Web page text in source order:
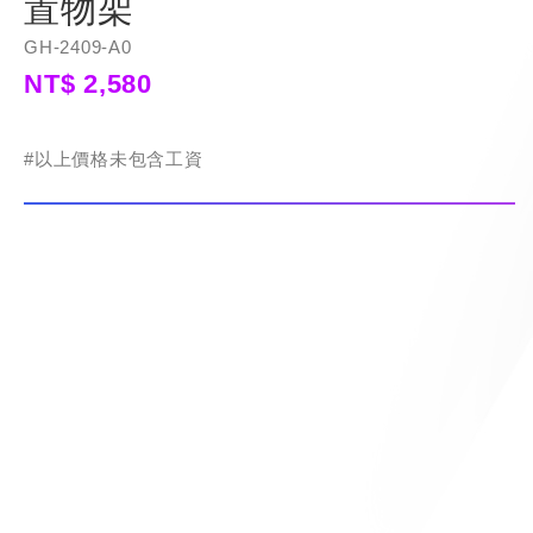
置物架
GH-2409-A0
NT$ 2,580
#以上價格未包含工資